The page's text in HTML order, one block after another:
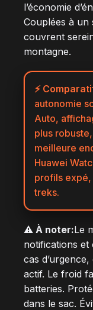
l’économie
Couplées à un
couvrent
montagne.
⚡
autonomie
Auto,
plus
meilleure
Huawei
profils expé,
treks.
⚠️ À noter:Le
notifications et
cas
actif. Le froid
batteries.
dans le sac.